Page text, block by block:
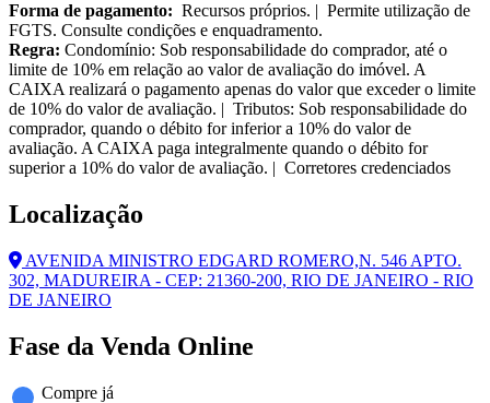
Forma de pagamento: Recursos próprios. | Permite utilização de
FGTS. Consulte condições e enquadramento.
Regra: Condomínio: Sob responsabilidade do comprador, até o
limite de 10% em relação ao valor de avaliação do imóvel. A
CAIXA realizará o pagamento apenas do valor que exceder o limite
de 10% do valor de avaliação. | Tributos: Sob responsabilidade do
comprador, quando o débito for inferior a 10% do valor de
avaliação. A CAIXA paga integralmente quando o débito for
superior a 10% do valor de avaliação. | Corretores credenciados
Localização
AVENIDA MINISTRO EDGARD ROMERO,N. 546 APTO.
302, MADUREIRA - CEP: 21360-200, RIO DE JANEIRO - RIO
DE JANEIRO
Fase da Venda Online
Compre já